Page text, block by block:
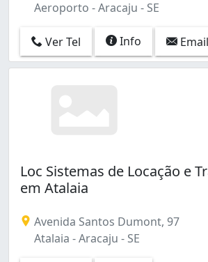
Aeroporto - Aracaju - SE
Ver Tel Info Email
Loc Sistemas de Locação e
em Atalaia
Avenida Santos Dumont, 97
Atalaia - Aracaju - SE